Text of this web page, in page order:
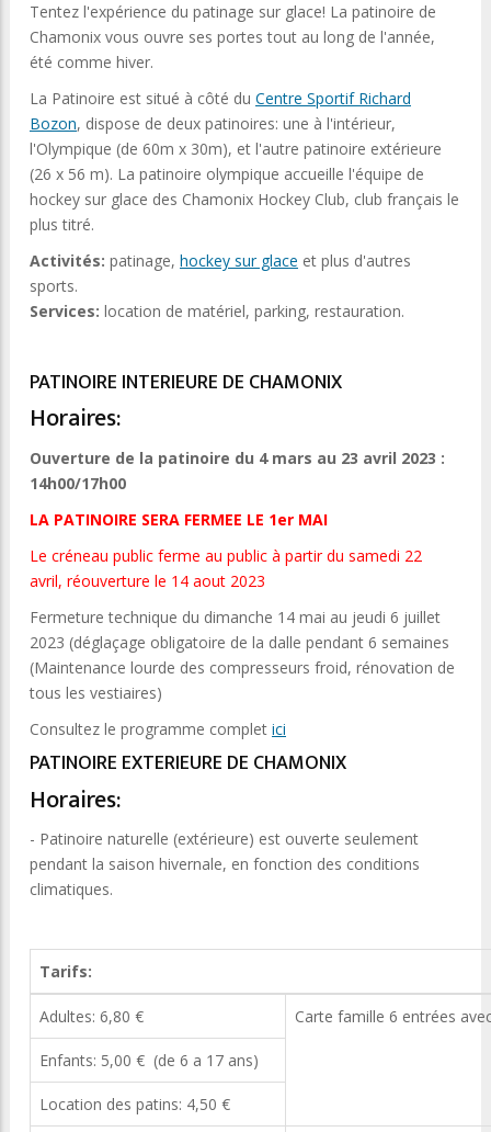
Tentez l'expérience du patinage sur glace! La patinoire de
Chamonix vous ouvre ses portes tout au long de l'année,
été comme hiver.
La Patinoire est situé à côté du Centre Sportif Richard
Bozon, dispose de deux patinoires: une à l'intérieur,
l'Olympique (de 60m x 30m), et l'autre patinoire extérieure
(26 x 56 m). La patinoire olympique accueille l'équipe de
hockey sur glace des Chamonix Hockey Club, club français le
plus titré.
Activités: patinage, hockey sur glace et plus d'autres
sports.
Services: location de matériel, parking, restauration.
PATINOIRE INTERIEURE DE CHAMONIX
Horaires:
Ouverture de la patinoire du 4 mars au 23 avril 2023 :
14h00/17h00
LA PATINOIRE SERA FERMEE LE 1er MAI
Le créneau public ferme au public à partir du samedi 22
avril, réouverture le 14 aout 2023
Fermeture technique du dimanche 14 mai au jeudi 6 juillet
2023 (déglaçage obligatoire de la dalle pendant 6 semaines
(Maintenance lourde des compresseurs froid, rénovation de
tous les vestiaires)
Consultez le programme complet ici
PATINOIRE EXTERIEURE DE CHAMONIX
Horaires:
- Patinoire naturelle (extérieure) est ouverte seulement
pendant la saison hivernale, en fonction des conditions
climatiques.
Tarifs:
Adultes: 6,80 € Carte famille 6 entrées
Enfants: 5,00 € (de 6 a 17 ans)
Location des patins: 4,50 €